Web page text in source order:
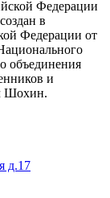
Федерации
в
Федерации от
объединения
и
Шохин.
д.17